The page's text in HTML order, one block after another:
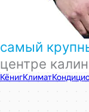
самый
центре
КёнигКлимат
Кондиционеры в